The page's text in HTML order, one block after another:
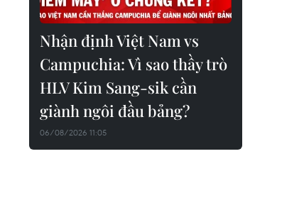
Nhận định Việt Nam vs
Campuchia: Vì sao thầy trò
HLV Kim Sang-sik cần
giành ngôi đầu bảng?
06/08/2026 11:05